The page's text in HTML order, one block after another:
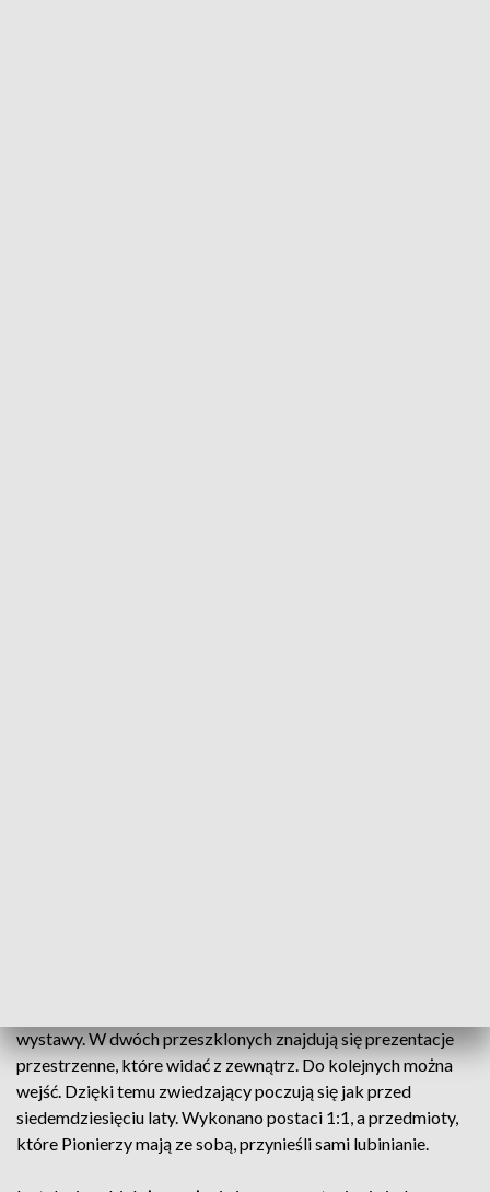
wystawy. W dwóch przeszklonych znajdują się prezentacje
przestrzenne, które widać z zewnątrz. Do kolejnych można
wejść. Dzięki temu zwiedzający poczują się jak przed
siedemdziesięciu laty. Wykonano postaci 1:1, a przedmioty,
które Pionierzy mają ze sobą, przynieśli sami lubinianie.